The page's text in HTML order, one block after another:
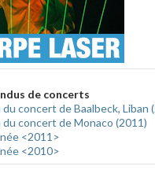
de concerts
concert de Baalbeck, Liban
concert de Monaco (2011)
<2011>
<2010>